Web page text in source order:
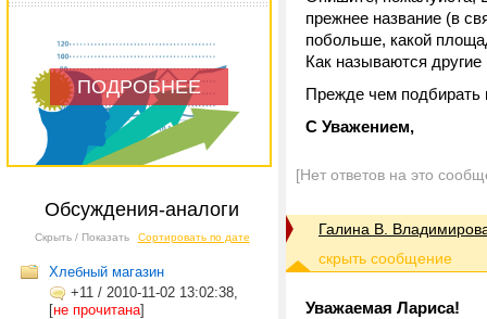
ПОДРОБНЕЕ
Обсуждения-аналоги
Скрыть / Показать Сортировать по дате
Хлебный магазин
+11 / 2010-11-02 13:02:38,
[не прочитана]
прежнее название (в
побольше, какой
Как называются
Прежде чем подбирать
С Уважением,
[Нет ответов на это
Галина В.
Уважаемая Лариса!